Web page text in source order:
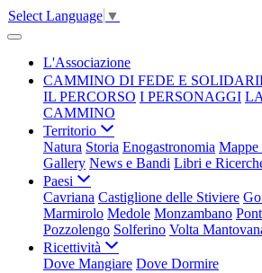
Select Language ▼
L'Associazione
CAMMINO DI FEDE E
IL PERCORSO I PERSONAGGI
CAMMINO
Territorio
Natura Storia Enogastronomia Mappe
Gallery News e Bandi Libri e
Paesi
Cavriana Castiglione delle Stiviere
Marmirolo Medole Monzambano
Pozzolengo Solferino Volta
Ricettività
Dove Mangiare Dove Dormire